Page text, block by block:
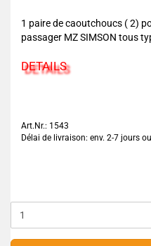
1 paire de caoutchoucs ( 2)
passager MZ SIMSON tous
DETAILS
Art.Nr.: 1543
Délai de livraison: env. 2-7 jours